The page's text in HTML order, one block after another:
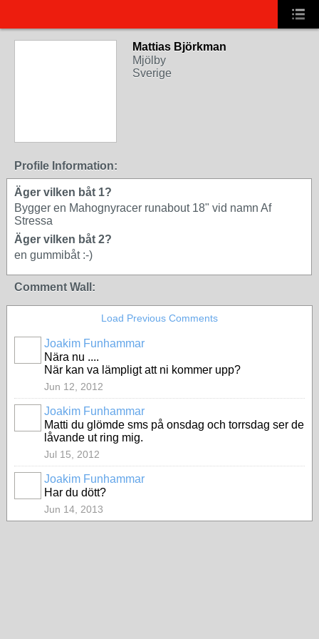
Mattias Björkman
Mjölby
Sverige
Profile Information:
Äger vilken båt 1?
Bygger en Mahognyracer runabout 18" vid namn Af
Stressa
Äger vilken båt 2?
en gummibåt :-)
Comment Wall:
Load Previous Comments
Joakim Funhammar
Nära nu ....
När kan va lämpligt att ni kommer upp?
Jun 12, 2012
Joakim Funhammar
Matti du glömde sms på onsdag och torrsdag ser de
låvande ut ring mig.
Jul 15, 2012
Joakim Funhammar
Har du dött?
Jun 14, 2013